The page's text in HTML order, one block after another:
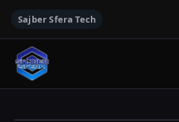
Sajber Sfera Tech